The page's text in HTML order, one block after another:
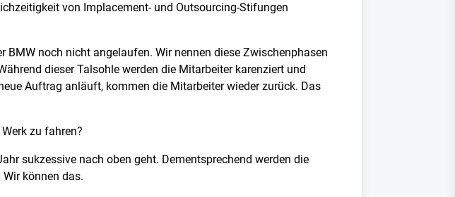
von Implacement- und Outsourcing-Stifungen
noch nicht angelaufen. Wir nennen diese Zwischenphasen
dieser Talsohle werden die Mitarbeiter karenziert und
Auftrag anläuft, kommen die Mitarbeiter wieder zurück. Das
zu fahren?
sukzessive nach oben geht. Dementsprechend werden die
können das.